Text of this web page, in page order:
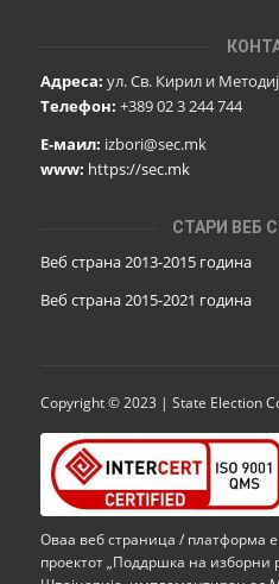
Адреса: ул. Св. Кирил и
Телефон: +389 02 3 244 744
Е-маил: izbori@sec.mk
www: https://sec.mk
СТАРИ ВЕБ
Веб страна 2013-2015 година
Веб страна 2015-2021 година
Copyright © 2023 | State Election
Оваа веб страница / платформа
проектот „Поддршка на изборни